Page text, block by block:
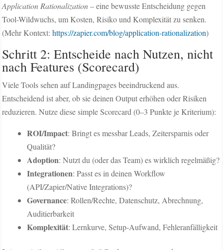
Application Rationalization– eine bewusste Entscheidung gegen
Tool-Wildwuchs, um Kosten, Risiko und Komplexität zu senken.
(Mehr Kontext:https://zapier.com/blog/application-rationalization)
Schritt 2: Entscheide nach Nutzen, nicht
nach Features (Scorecard)
Viele Tools sehen auf Landingpages beeindruckend aus.
Entscheidend ist aber, ob sie deinen Output erhöhen oder Risiken
reduzieren. Nutze diese simple Scorecard (0–3 Punkte je Kriterium):
ROI/Impact: Bringt es messbar Leads, Zeitersparnis oder
Qualität?
Adoption: Nutzt du (oder das Team) es wirklich regelmäßig?
Integrationen: Passt es in deinen Workflow
(API/Zapier/Native Integrations)?
Governance: Rollen/Rechte, Datenschutz, Abrechnung,
Auditierbarkeit
Komplexität: Lernkurve, Setup-Aufwand, Fehleranfälligkeit